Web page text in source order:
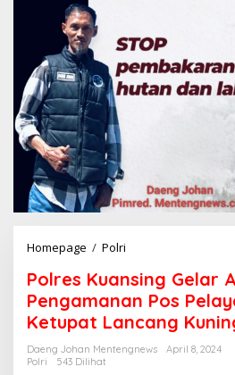
Homepage / Polri
l
r
e
s
K
u
Polres Kuansing Gelar
Pengamanan Pos
Ketupat Lancang
Daeng Johan Mentengnews
April 8, 2024
Polri
543 Dilihat